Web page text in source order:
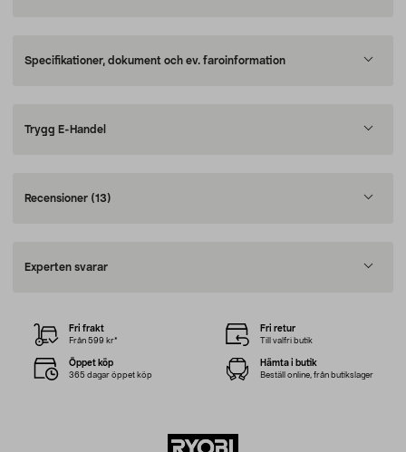
Specifikationer, dokument och ev. faroinformation
Trygg E-Handel
Recensioner (13)
Experten svarar
Fri frakt
Från 599 kr*
Fri retur
Till valfri butik
Öppet köp
365 dagar öppet köp
Hämta i butik
Beställ online, från butikslager